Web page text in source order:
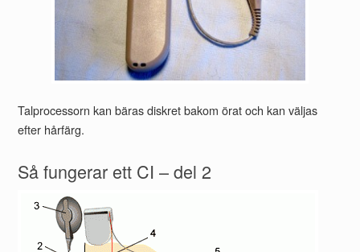
Talprocessorn kan bäras diskret bakom örat och kan väljas
efter hårfärg.
Så fungerar ett CI – del 2